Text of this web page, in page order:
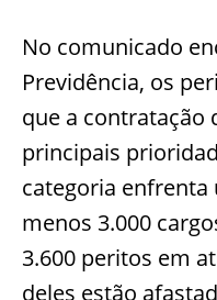
No comunicado
Previdência, os
que a contratação
principais
categoria
menos 3.000
3.600 peritos em
deles estão